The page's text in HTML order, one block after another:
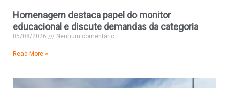
Homenagem destaca papel do monitor
educacional e discute demandas da categoria
05/08/2026 Nenhum comentário
Read More »